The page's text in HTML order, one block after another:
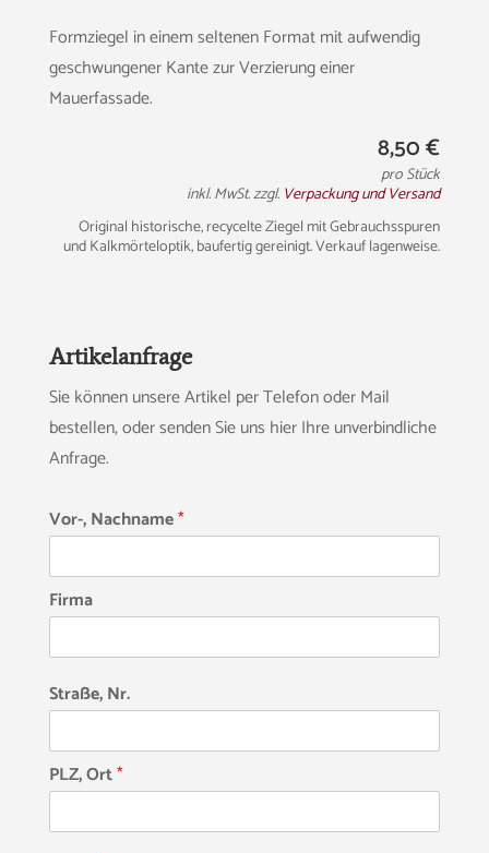
Formziegel in einem seltenen Format mit aufwendig
geschwungener Kante zur Verzierung einer
Mauerfassade.
8,50€
pro Stück
inkl. MwSt. zzgl. Verpackung und Versand
Original historische, recycelte Ziegel mit Gebrauchsspuren
und Kalkmörteloptik, baufertig gereinigt. Verkauf lagenweise.
Artikelanfrage
Sie können unsere Artikel per Telefon oder Mail
bestellen, oder senden Sie uns hier Ihre unverbindliche
Anfrage.
Vor-, Nachname*
Firma
Straße, Nr.
PLZ, Ort*